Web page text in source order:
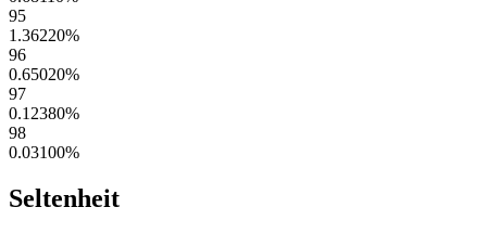
95
1.36220%
96
0.65020%
97
0.12380%
98
0.03100%
Seltenheit